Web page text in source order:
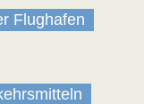
Flughafen